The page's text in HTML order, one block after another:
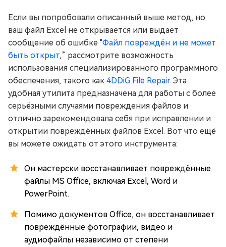
Если вы попробовали описанный выше метод, но
ваш файл Excel не открывается или выдает
сообщение об ошибке "Файл повреждён и не может
быть открыт,” рассмотрите возможность
использования специализированного программного
обеспечения, такого как 4DDiG File Repair. Эта
удобная утилита предназначена для работы с более
серьёзными случаями повреждения файлов и
отлично зарекомендовала себя при исправлении и
открытии повреждённых файлов Excel. Вот что ещё
вы можете ожидать от этого инструмента:
Он мастерски восстанавливает повреждённые
файлы MS Office, включая Excel, Word и
PowerPoint.
Помимо документов Office, он восстанавливает
повреждённые фотографии, видео и
аудиофайлы независимо от степени